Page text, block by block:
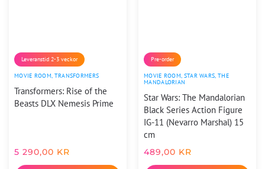
Leveranstid 2-3 veckor
MOVIE ROOM, TRANSFORMERS
Transformers: Rise of the
Beasts DLX Nemesis Prime
5 290,00 KR
Pre-order
MOVIE ROOM, STAR WARS, THE
MANDALORIAN
Star Wars: The Mandalorian
Black Series Action Figure
IG-11 (Nevarro Marshal) 15
cm
489,00 KR